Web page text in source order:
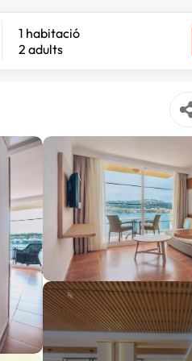
1 habitació
2 adults